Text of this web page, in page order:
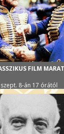
FILM
8-án 17 órától